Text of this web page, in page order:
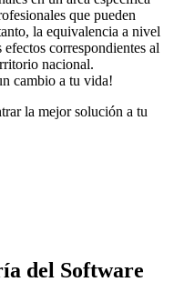
que pueden
la equivalencia a nivel
correspondientes al
nacional.
cambio a tu vida!
la mejor solución a tu
del Software